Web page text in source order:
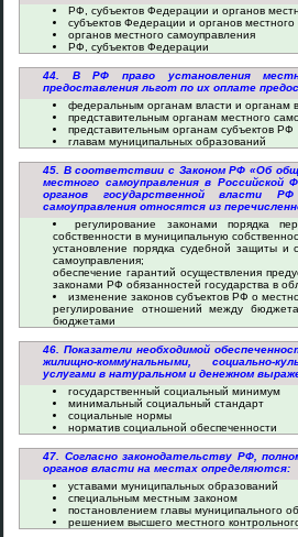
РФ, субъектов Федерации и органов
субъектов Федерации и органов
органов местного самоуправления
РФ, субъектов Федерации
44. В РФ право установления
предоставления льгот по их оплате
федеральным органам власти и органам
представительным органам местного
представительным органам субъектов РФ
главам муниципальных образований
45. В соответствии с Законом РФ «Об
местного самоуправления в Российской
органов государственной власти
самоуправления относятся из
регулирование законами порядка
собственности в муниципальную
установление порядка судебной защиты и
самоуправления;
обеспечение гарантий осуществления
законами РФ обязанностей государства в
изменение законов субъектов РФ о
регулирование отношений между
бюджетами
46. Показатели необходимой
жилищно-коммунальными, социально-
услугами в натуральном и денежном
государственный социальный минимум
минимальный социальный стандарт
социальные нормы
норматив социальной обеспеченности
47. Согласно законодательству РФ,
органов власти на местах определяются:
уставами муниципальных образований
специальным местным законом
постановлением главы муниципального
решением высшего местного